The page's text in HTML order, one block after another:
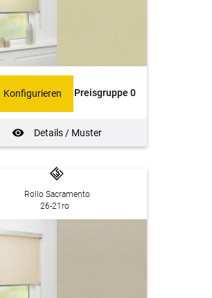
Preisgruppe 0
Details / Muster
Konfigurieren
Rollo Sacramento
26-21ro